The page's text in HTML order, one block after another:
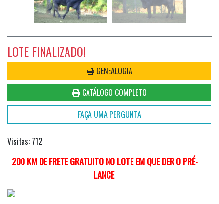
LOTE FINALIZADO!
GENEALOGIA
CATÁLOGO COMPLETO
FAÇA UMA PERGUNTA
Visitas: 712
200 KM DE FRETE GRATUITO NO LOTE EM QUE DER O PRÉ-
LANCE